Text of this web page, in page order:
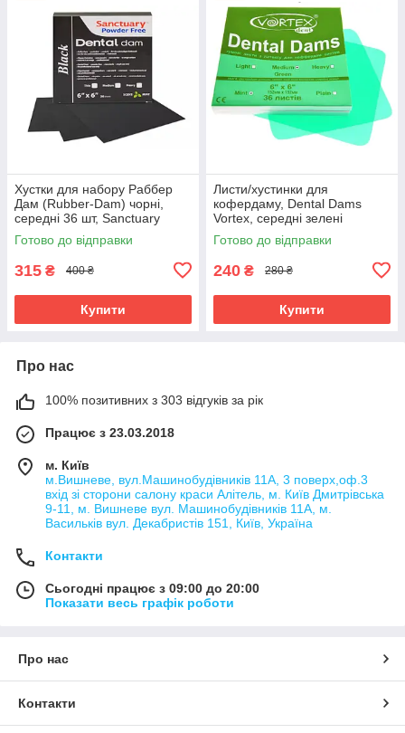
Хустки для набору Раббер
Дам (Rubber-Dam) чорні,
середні 36 шт, Sanctuary
Готово до відправки
315 ₴ 400 ₴
Купити
Листи/хустинки для
кофердаму, Dental Dams
Vortex, середні зелені
Готово до відправки
240 ₴ 280 ₴
Купити
Про нас
100% позитивних з 303 відгуків за рік
Працює з 23.03.2018
м. Київ
м.Вишневе, вул.Машинобудівників 11А, 3 поверх,оф.3
вхід зі сторони салону краси Алітель, м. Київ Дмитрівська
9-11, м. Вишневе вул. Машинобудівників 11А, м.
Васильків вул. Декабристів 151, Київ, Україна
Контакти
Сьогодні працює з 09:00 до 20:00
Показати весь графік роботи
Про нас
Контакти